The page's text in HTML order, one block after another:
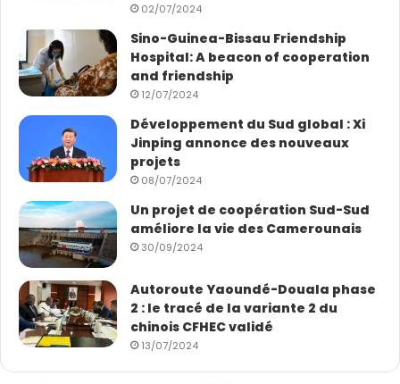
02/07/2024
Sino-Guinea-Bissau Friendship
Hospital: A beacon of cooperation
and friendship
12/07/2024
Développement du Sud global : Xi
Jinping annonce des nouveaux
projets
08/07/2024
Un projet de coopération Sud-Sud
améliore la vie des Camerounais
30/09/2024
Autoroute Yaoundé-Douala phase
2 : le tracé de la variante 2 du
chinois CFHEC validé
13/07/2024